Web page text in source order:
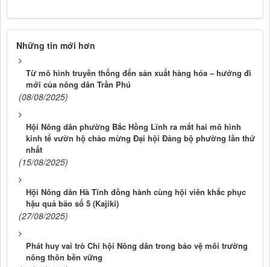
Những tin mới hơn
Từ mô hình truyền thống đến sản xuất hàng hóa – hướng đi
mới của nông dân Trần Phú
(08/08/2025)
Hội Nông dân phường Bắc Hồng Lĩnh ra mắt hai mô hình
kinh tế vườn hộ chào mừng Đại hội Đảng bộ phường lần thứ
nhất
(15/08/2025)
Hội Nông dân Hà Tĩnh đồng hành cùng hội viên khắc phục
hậu quả bão số 5 (Kajiki)
(27/08/2025)
Phát huy vai trò Chi hội Nông dân trong bảo vệ môi trường
nông thôn bền vững